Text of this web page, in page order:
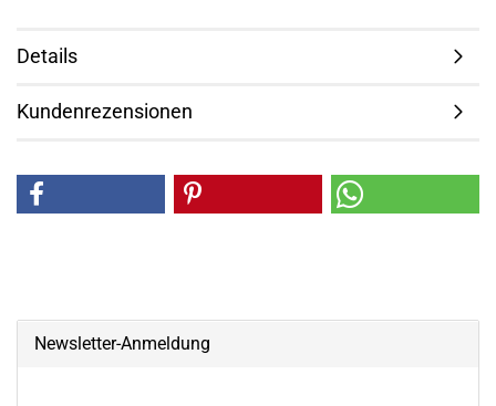
Details
Kundenrezensionen
Newsletter-Anmeldung